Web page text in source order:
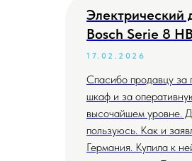
Электрический
Bosch Serie 8
17.02.2026
Спасибо продавцу за
шкаф и за
высочайшем уровне.
пользуюсь. Как и
Германия. Купила к